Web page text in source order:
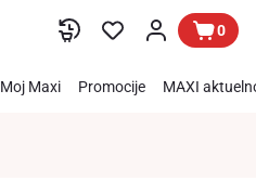
0
Moj Maxi Promocije MAXI